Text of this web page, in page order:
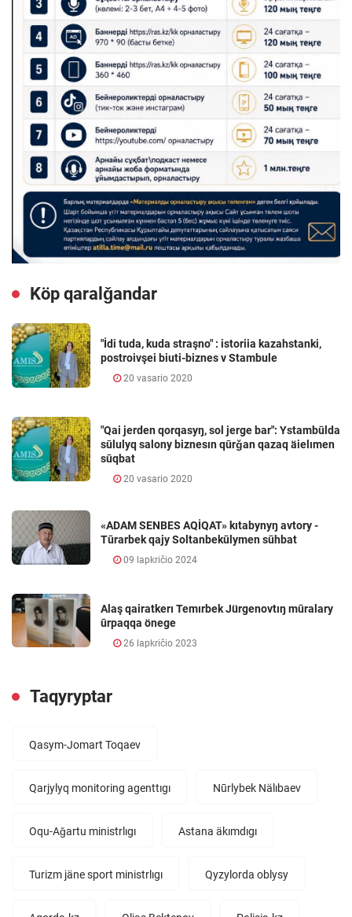
Köp qaralǧandar
"İdi tuda, kuda straşno" : istoriia kazahstanki,
postroivşei biuti-biznes v Stambule
20 vasario 2020
"Qai jerden qorqasyŋ, sol jerge bar": Ystambūlda
sūlulyq salony biznesın qūrǧan qazaq äielımen
sūqbat
20 vasario 2020
«ADAM SENBES AQİQAT» kıtabynyŋ avtory -
Tūrarbek qajy Soltanbekūlymen sūhbat
09 lapkričio 2024
Alaş qairatkerı Temırbek Jürgenovtıŋ mūralary
ūrpaqqa önege
26 lapkričio 2023
Taqyryptar
Qasym-Jomart Toqaev
Qarjylyq monitoring agenttıgı Nūrlybek Nälıbaev
Oqu-Aǧartu ministrlıgı Astana äkımdıgı
Turizm jäne sport ministrlıgı Qyzylorda oblysy